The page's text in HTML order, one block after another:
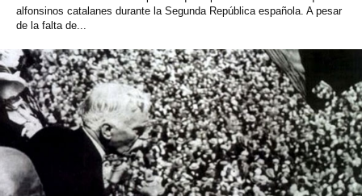
alfonsinos catalanes durante la Segunda República española. A pesar
de la falta de...